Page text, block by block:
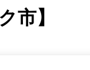
市】